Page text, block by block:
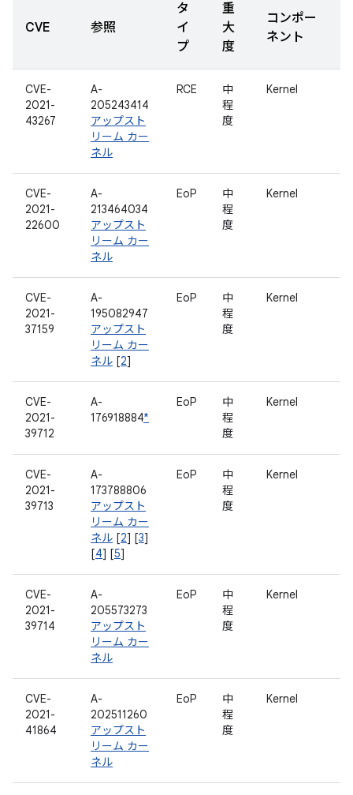
CVE 参照
タ
イ
プ
重
大
度
コンポー
ネント
CVE-
2021-
43267
A-
205243414
アップスト
リーム カー
ネル
RCE
中
程
度
Kernel
CVE-
2021-
22600
A-
213464034
アップスト
リーム カー
ネル
EoP
中
程
度
Kernel
CVE-
2021-
37159
A-
195082947
アップスト
リーム カー
ネル [2]
EoP
中
程
度
Kernel
CVE-
2021-
39712
A-
176918884*
EoP
中
程
度
Kernel
CVE-
2021-
39713
A-
173788806
アップスト
リーム カー
ネル [2] [3]
[4] [5]
EoP
中
程
度
Kernel
CVE-
2021-
39714
A-
205573273
アップスト
リーム カー
ネル
EoP
中
程
度
Kernel
CVE-
2021-
41864
A-
202511260
アップスト
リーム カー
ネル
EoP
中
程
度
Kernel